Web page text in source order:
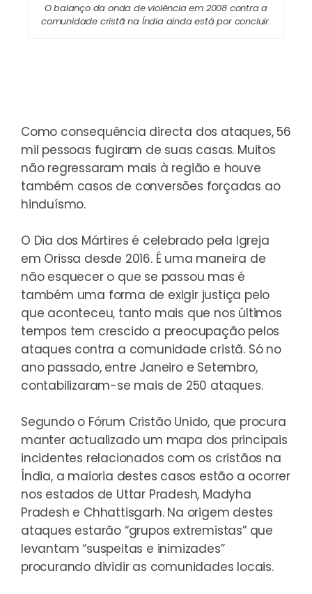
O balanço da onda de violência em 2008 contra a
comunidade cristã na Índia ainda está por concluir.
Como consequência directa dos ataques, 56
mil pessoas fugiram de suas casas. Muitos
não regressaram mais à região e houve
também casos de conversões forçadas ao
hinduísmo.
O Dia dos Mártires é celebrado pela Igreja
em Orissa desde 2016. É uma maneira de
não esquecer o que se passou mas é
também uma forma de exigir justiça pelo
que aconteceu, tanto mais que nos últimos
tempos tem crescido a preocupação pelos
ataques contra a comunidade cristã. Só no
ano passado, entre Janeiro e Setembro,
contabilizaram-se mais de 250 ataques.
Segundo o Fórum Cristão Unido, que procura
manter actualizado um mapa dos principais
incidentes relacionados com os cristãos na
Índia, a maioria destes casos estão a ocorrer
nos estados de Uttar Pradesh, Madyha
Pradesh e Chhattisgarh. Na origem destes
ataques estarão “grupos extremistas” que
levantam “suspeitas e inimizades”
procurando dividir as comunidades locais.